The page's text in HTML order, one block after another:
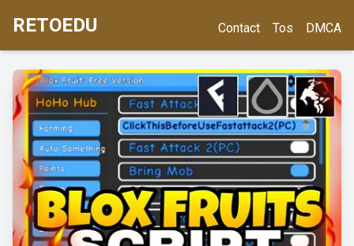
RETOEDU Contact Tos DMCA